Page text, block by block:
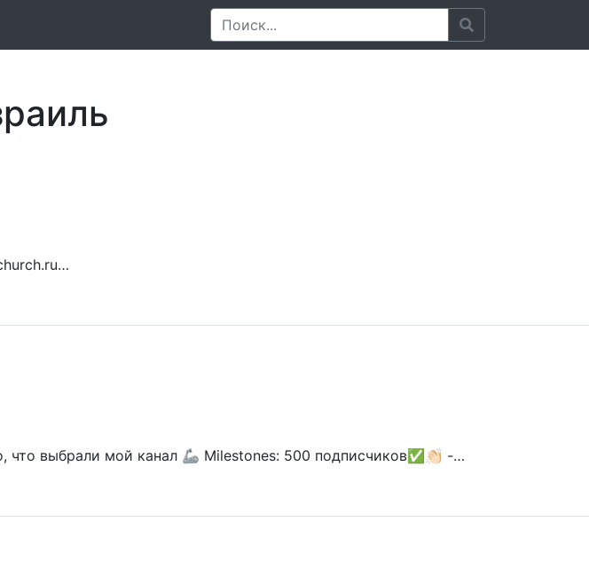
выбрали мой канал 🦾 Milestones: 500 подписчиков✅👏🏻 -…